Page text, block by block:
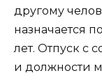
другому
назначается
лет. Отпуск с
и должности